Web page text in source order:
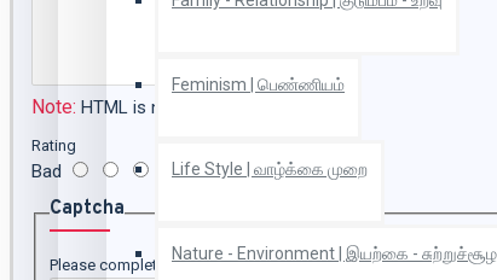
Feminism | பெண்ணியம்
Life Style | வாழ்க்கை முறை
Nature - Environment | இயற்கை -
Note: HTML is not translated!
Rating
Bad Good
Captcha
Please complete the captcha validation below